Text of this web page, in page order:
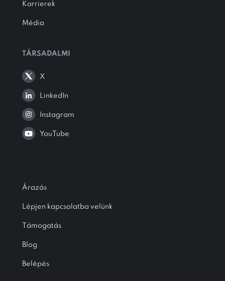
Karrierek
Média
TÁRSADALMI
X
LinkedIn
Instagram
YouTube
Árazás
Lépjen kapcsolatba velünk
Támogatás
Blog
Belépés